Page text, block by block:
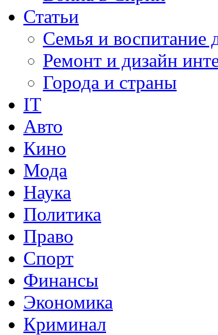
Статьи
Семья и воспитание
Ремонт и дизайн
Города и страны
IT
Авто
Кино
Мода
Наука
Политика
Право
Спорт
Финансы
Экономика
Криминал